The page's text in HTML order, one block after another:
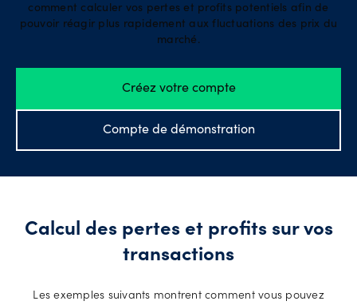
ressources
des
comment calculer vos pertes et profits potentiels afin de
pouvoir réagir plus rapidement aux fluctuations des prix du
marché.
Créez votre compte
Compte de démonstration
Calcul des pertes et profits sur vos
transactions
Les exemples suivants montrent comment vous pouvez